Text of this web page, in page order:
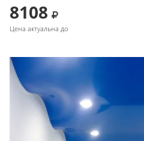
8108
Цена актуальна до